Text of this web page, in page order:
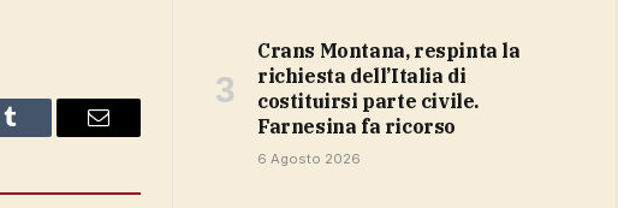
Tumblr Email
Crans Montana, respinta la
richiesta dell’Italia di
costituirsi parte civile.
Farnesina fa ricorso
6 Agosto 2026